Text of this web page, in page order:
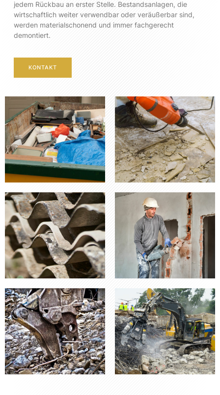
jedem Rückbau an erster Stelle. Bestandsanlagen, die
wirtschaftlich weiter verwendbar oder veräußerbar sind,
werden materialschonend und immer fachgerecht
demontiert.
KONTAKT